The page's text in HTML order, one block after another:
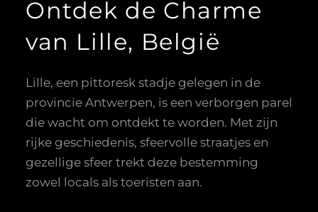
Ontdek de Charme
van Lille, België
Lille, een pittoresk stadje gelegen in de
provincie Antwerpen, is een verborgen parel
die wacht om ontdekt te worden. Met zijn
rijke geschiedenis, sfeervolle straatjes en
gezellige sfeer trekt deze bestemming
zowel locals als toeristen aan.